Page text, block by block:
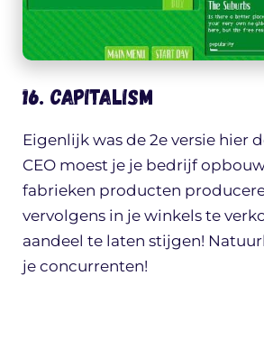
16. Capitalism
Eigenlijk was de 2e versie hier
CEO moest je je bedrijf
fabrieken producten
vervolgens in je winkels te
aandeel te laten stijgen!
je concurrenten!